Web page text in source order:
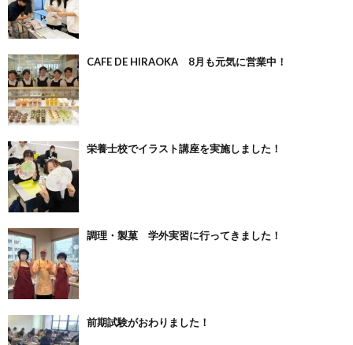
CAFE DE HIRAOKA 8月も元気に営業中！
栄養士校でイラスト講座を実施しました！
調理・製菓 学外実習に行ってきました！
前期試験がおわりました！